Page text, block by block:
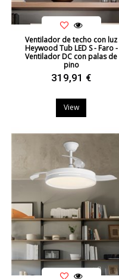
Ventilador de techo con luz
Heywood Tub LED S - Faro -
Ventilador DC con palas de
pino
319,91 €
View